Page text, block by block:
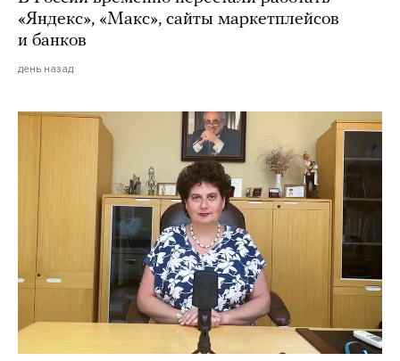
«Яндекс», «Макс», сайты маркетплейсов
и банков
день назад